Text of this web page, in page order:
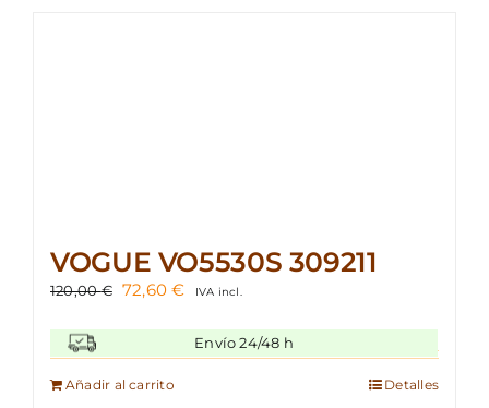
VOGUE VO5530S 309211
120,00€ El
era:
120,00 €.
72,60€El
actual
es:
IVA incl.
Envío 24/48 h
Añadir al carrito Detalles